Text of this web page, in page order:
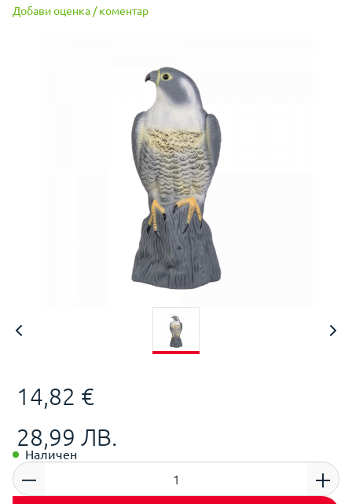
Добави оценка / коментар
14,82 €
28,99 ЛВ.
Наличен